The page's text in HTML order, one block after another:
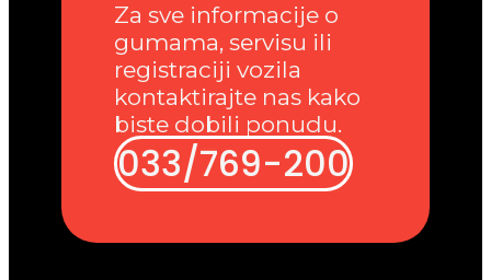
Za sve informacije o
gumama, servisu ili
registraciji vozila
kontaktirajte nas kako
biste dobili ponudu.
033/769-200